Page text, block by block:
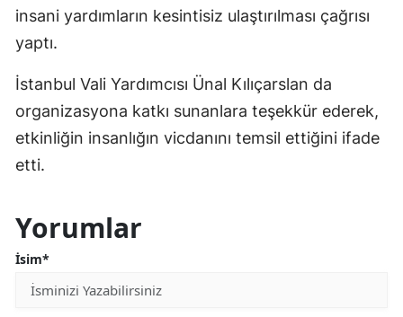
insani yardımların kesintisiz ulaştırılması çağrısı
yaptı.
İstanbul Vali Yardımcısı Ünal Kılıçarslan da
organizasyona katkı sunanlara teşekkür ederek,
etkinliğin insanlığın vicdanını temsil ettiğini ifade
etti.
Yorumlar
İsim*